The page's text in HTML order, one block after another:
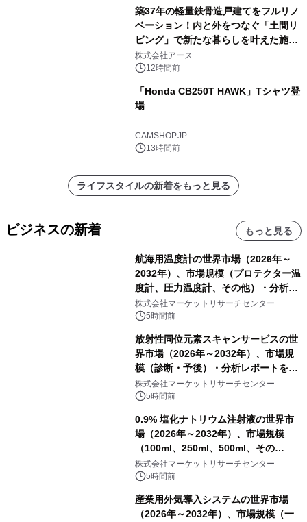
築37年の軽量鉄骨造戸建てをフルリノ
ベーション！内と外をつなぐ「土間リ
ビング」で新たな暮らしを叶えた施工
事例を株式会社アースが公開
株式会社アース
12時間前
「Honda CB250T HAWK」Tシャツ登
場
CAMSHOP.JP
13時間前
ライフスタイルの新着をもっと見る
ビジネスの新着 もっと見る
航海用温度計の世界市場（2026年～
2032年）、市場規模（プロテクター温
度計、圧力温度計、その他）・分析レ
ポートを発表
株式会社マーケットリサーチセンター
5時間前
放射性同位元素スキャンサービスの世
界市場（2026年～2032年）、市場規
模（診断・予後）・分析レポートを発
表
株式会社マーケットリサーチセンター
5時間前
0.9% 塩化ナトリウム注射液の世界市
場（2026年～2032年）、市場規模
（100ml、250ml、500ml、その
他）・分析レポートを発表
株式会社マーケットリサーチセンター
5時間前
産業用外気導入システムの世界市場
（2026年～2032年）、市場規模（一